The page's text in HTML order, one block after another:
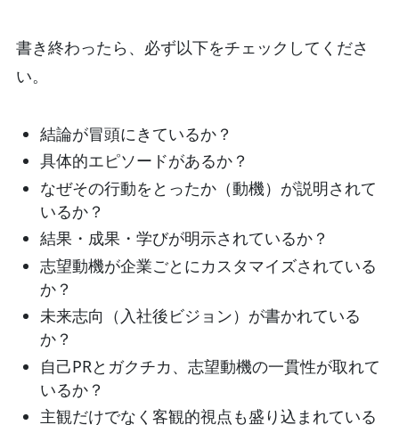
書き終わったら、必ず以下をチェックしてくださ
い。
結論が冒頭にきているか？
具体的エピソードがあるか？
なぜその行動をとったか（動機）が説明されて
いるか？
結果・成果・学びが明示されているか？
志望動機が企業ごとにカスタマイズされている
か？
未来志向（入社後ビジョン）が書かれている
か？
自己PRとガクチカ、志望動機の一貫性が取れて
いるか？
主観だけでなく客観的視点も盛り込まれている